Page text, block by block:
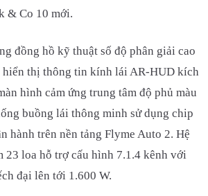
& Co 10 mới.
đồng hồ kỹ thuật số độ phân giải cao
hiển thị thông tin kính lái AR-HUD kích
hình cảm ứng trung tâm độ phủ màu
buồng lái thông minh sử dụng chip
hành trên nền tảng Flyme Auto 2. Hệ
23 loa hỗ trợ cấu hình 7.1.4 kênh với
đại lên tới 1.600 W.